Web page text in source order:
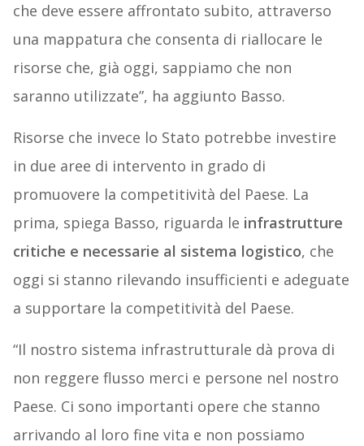
che deve essere affrontato subito, attraverso
una mappatura che consenta di riallocare le
risorse che, già oggi, sappiamo che non
saranno utilizzate”, ha aggiunto Basso.
Risorse che invece lo Stato potrebbe investire
in due aree di intervento in grado di
promuovere la competitività del Paese. La
prima, spiega Basso, riguarda le infrastrutture
critiche e necessarie al sistema logistico, che
oggi si stanno rilevando insufficienti e adeguate
a supportare la competitività del Paese.
“Il nostro sistema infrastrutturale dà prova di
non reggere flusso merci e persone nel nostro
Paese. Ci sono importanti opere che stanno
arrivando al loro fine vita e non possiamo